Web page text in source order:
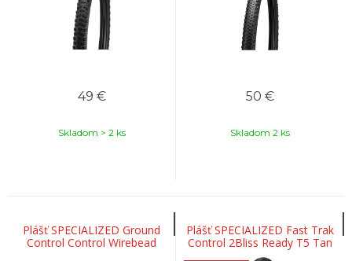
49 €
Skladom > 2 ks
50 €
Skladom 2 ks
Plášť SPECIALIZED Ground
Control Control Wirebead
Plášť SPECIALIZED Fast Trak
Control 2Bliss Ready T5 Tan
Sidewalls - 29